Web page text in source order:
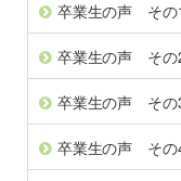
卒業生の声 その
卒業生の声 その
卒業生の声 その
卒業生の声 その